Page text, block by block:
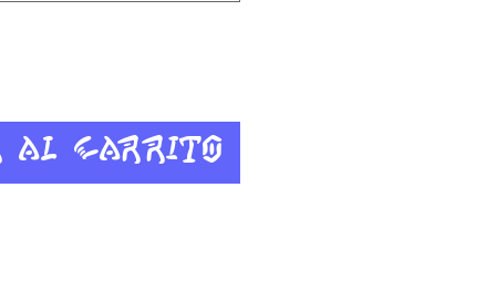
al carrito